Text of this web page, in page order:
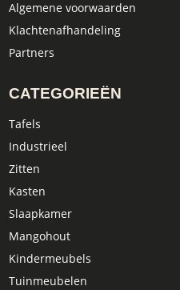
Algemene voorwaarden
Klachtenafhandeling
Partners
CATEGORIEËN
Tafels
Industrieel
Zitten
Kasten
Slaapkamer
Mangohout
Kindermeubels
Tuinmeubelen